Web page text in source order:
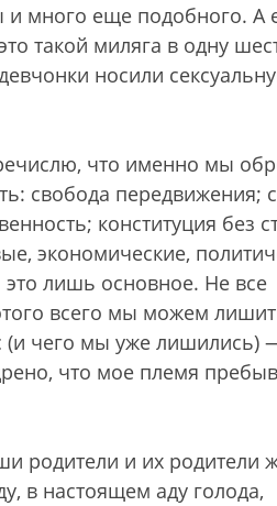
и много еще подобного. А
такой миляга в одну
носили
что именно мы
свобода передвижения;
конституция без
экономические,
лишь основное. Не все
всего мы можем
чего мы уже лишились)
что мое племя
родители и их родители
в настоящем аду голода,